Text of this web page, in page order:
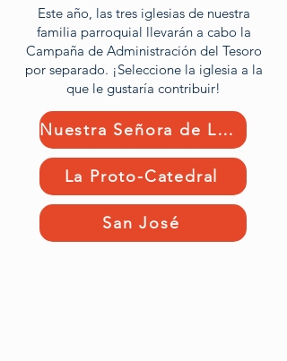
Este año, las tres iglesias de nuestra
familia parroquial llevarán a cabo la
Campaña de Administración del Tesoro
por separado. ¡Seleccione la iglesia a la
que le gustaría contribuir!
Nuestra Señora de Lourdes
La Proto-Catedral
San José